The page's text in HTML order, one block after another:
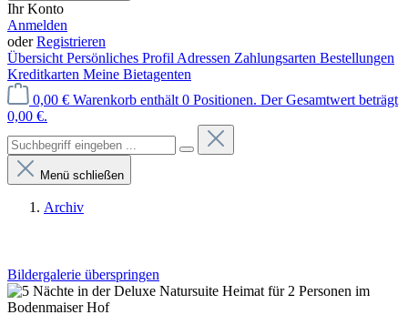
Ihr Konto
Anmelden
oderRegistrieren
Übersicht Persönliches Profil Adressen Zahlungsarten Bestellungen
Kreditkarten Meine Bietagenten
0,00 € Warenkorb enthält 0 Positionen. Der Gesamtwert beträgt
0,00 €.
Menü schließen
Archiv
Bildergalerie überspringen